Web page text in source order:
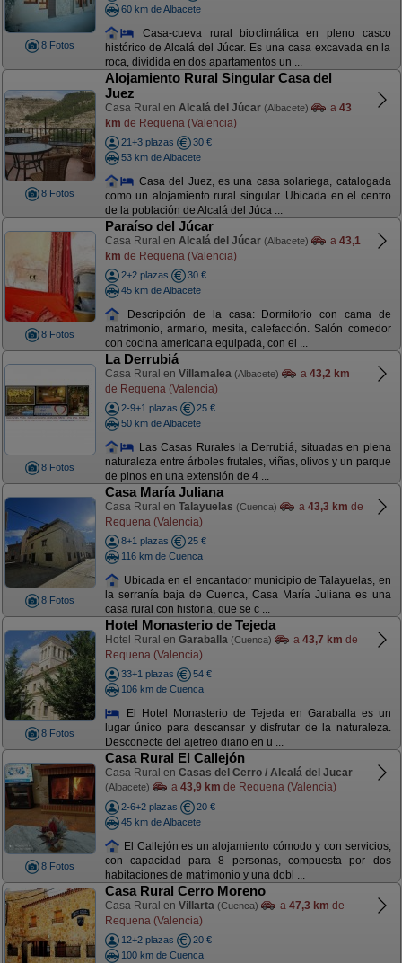
8 Fotos
60 km de Albacete
Casa-cueva rural bioclimática en pleno casco
histórico de Alcalá del Júcar. Es una casa excavada en la
roca, dividida en dos apartamentos un ...
8 Fotos
Alojamiento Rural Singular Casa del
Juez
Casa Rural en Alcalá del Júcar (Albacete) a 43
km de Requena (Valencia)
21+3 plazas
30 €
53 km de Albacete
Casa del Juez, es una casa solariega, catalogada
como un alojamiento rural singular. Ubicada en el centro
de la población de Alcalá del Júca ...
8 Fotos
Paraíso del Júcar
Casa Rural en Alcalá del Júcar (Albacete) a 43,1
km de Requena (Valencia)
2+2 plazas
30 €
45 km de Albacete
Descripción de la casa: Dormitorio con cama de
matrimonio, armario, mesita, calefacción. Salón comedor
con cocina americana equipada, con el ...
8 Fotos
La Derrubiá
Casa Rural en Villamalea (Albacete) a 43,2 km
de Requena (Valencia)
2-9+1 plazas
25 €
50 km de Albacete
Las Casas Rurales la Derrubiá, situadas en plena
naturaleza entre árboles frutales, viñas, olivos y un parque
de pinos en una extensión de 4 ...
8 Fotos
Casa María Juliana
Casa Rural en Talayuelas (Cuenca) a 43,3 km de
Requena (Valencia)
8+1 plazas
25 €
116 km de Cuenca
Ubicada en el encantador municipio de Talayuelas, en
la serranía baja de Cuenca, Casa María Juliana es una
casa rural con historia, que se c ...
8 Fotos
Hotel Monasterio de Tejeda
Hotel Rural en Garaballa (Cuenca) a 43,7 km de
Requena (Valencia)
33+1 plazas
54 €
106 km de Cuenca
El Hotel Monasterio de Tejeda en Garaballa es un
lugar único para descansar y disfrutar de la naturaleza.
Desconecte del ajetreo diario en u ...
8 Fotos
Casa Rural El Callejón
Casa Rural en Casas del Cerro / Alcalá del Jucar
(Albacete) a 43,9 km de Requena (Valencia)
2-6+2 plazas
20 €
45 km de Albacete
El Callejón es un alojamiento cómodo y con servicios,
con capacidad para 8 personas, compuesta por dos
habitaciones de matrimonio y una dobl ...
Casa Rural Cerro Moreno
Casa Rural en Villarta (Cuenca) a 47,3 km de
Requena (Valencia)
12+2 plazas
20 €
100 km de Cuenca